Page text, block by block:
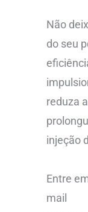
Não
do seu
reduza
injeção
Entre
mail